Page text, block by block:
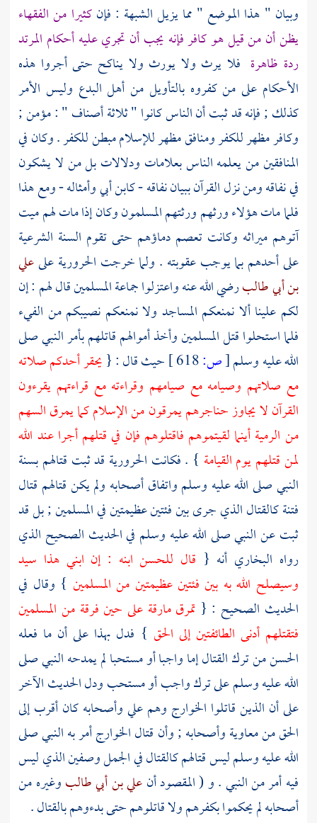
وبيان " هذا الموضع " مما يزيل الشبهة : فإنكثيرا من الفقهاء
يظن أن من قيل هو كافر فإنه يجب أن تجري عليه أحكام المرتد
ردة ظاهرة فلا يرث ولا يورث ولا يناكح حتى أجروا هذه
الأحكام على من كفروه بالتأويل من أهل البدع وليس الأمر
كذلك ; فإنه قد ثبت أن الناس كانوا " ثلاثة أصناف " : مؤمن ;
وكافر مظهر للكفر ومنافق مظهر للإسلام مبطن للكفر . وكان في
المنافقين من يعلمه الناس بعلامات ودلالات بل من لا يشكون
في نفاقه ومن نزل القرآن ببيان نفاقه -كابن أبيوأمثاله - ومع هذا
فلما مات هؤلاء ورثهم ورثتهم المسلمون وكان إذا مات لهم ميت
آتوهم ميراثه وكانت تعصم دماؤهم حتى تقوم السنة الشرعية
على أحدهم بما يوجب عقوبته . ولما خرجت الحروريةعلىعلي
بن أبي طالبرضي الله عنه واعتزلوا جماعة المسلمين قال لهم : إن
لكم علينا ألا نمنعكم المساجد ولا نمنعكم نصيبكم من الفيء
فلما استحلوا قتل المسلمين وأخذ أموالهم قاتلهم بأمر النبي صلى
الله عليه وسلم[ص: حيث قال : {يحقر أحدكم صلاته
مع صلاتهم وصيامه مع صيامهم وقراءته مع قراءتهم يقرءون
القرآن لا يجاوز حناجرهم يمرقون من الإسلام كما يمرق السهم
من الرمية أينما لقيتموهم فاقتلوهم فإن في قتلهم أجرا عند الله
لمن قتلهم يوم القيامة } . فكانت الحرورية قد ثبت قتالهم بسنة
النبي صلى الله عليه وسلم واتفاق أصحابه ولم يكن قتالهم قتال
فتنة كالقتال الذي جرى بين فئتين عظيمتين في المسلمين ; بل قد
ثبت عن النبي صلى الله عليه وسلم في الحديث الصحيح الذي
رواه البخاري أنه { قال للحسن ابنه : إن ابني هذا سيد
وسيصلح الله به بين فئتين عظيمتين من المسلمين } وقال في
الحديث الصحيح : { تمرق مارقة على حين فرقة من المسلمين
فتقتلهم أدنى الطائفتين إلى الحق } فدل بهذا على أن ما فعله
الحسنمن ترك القتال إما واجبا أو مستحبا لم يمدحه النبي صلى
الله عليه وسلم على ترك واجب أو مستحب ودل الحديث الآخر
على أن الذين قاتلوا الخوارج وهمعليوأصحابه كان أقرب إلى
الحق منمعاويةوأصحابه ; وأن قتالالخوارجأمر به النبي صلى
الله عليه وسلم ليس قتالهم كالقتال في الجملوصفينالذي ليس
فيه أمر من النبي . و ( المقصود أنعلي بن أبي طالبوغيره من
أصحابه لم يحكموا بكفرهم ولا قاتلوهم حتى بدءوهم بالقتال .